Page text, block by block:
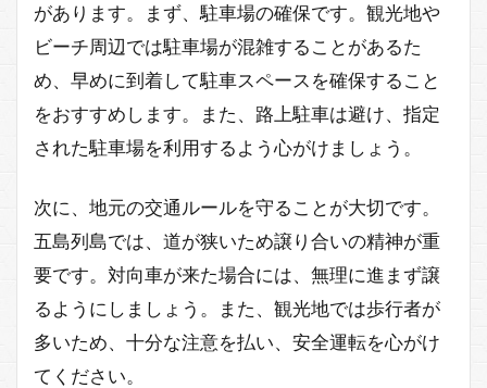
があります。まず、駐車場の確保です。観光地や
ビーチ周辺では駐車場が混雑することがあるた
め、早めに到着して駐車スペースを確保すること
をおすすめします。また、路上駐車は避け、指定
された駐車場を利用するよう心がけましょう。
次に、地元の交通ルールを守ることが大切です。
五島列島では、道が狭いため譲り合いの精神が重
要です。対向車が来た場合には、無理に進まず譲
るようにしましょう。また、観光地では歩行者が
多いため、十分な注意を払い、安全運転を心がけ
てください。